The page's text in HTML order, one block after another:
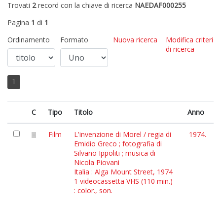
Trovati 2record con la chiave di ricerca NAEDAF000255
Pagina 1 di 1
Ordinamento
Formato Nuova ricerca
Modifica criteri
di ricerca
1
C Tipo Titolo Anno
Film
L'invenzione di Morel / regia di
Emidio Greco ; fotografia di
Silvano Ippoliti ; musica di
Nicola Piovani
Italia : Alga Mount Street, 1974
1 videocassetta VHS (110 min.)
: color., son.
1974.